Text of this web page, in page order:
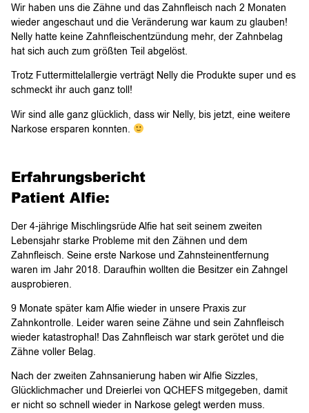
Wir haben uns die Zähne und das Zahnfleisch nach 2 Monaten
wieder angeschaut und die Veränderung war kaum zu glauben!
Nelly hatte keine Zahnfleischentzündung mehr, der Zahnbelag
hat sich auch zum größten Teil abgelöst.
Trotz Futtermittelallergie verträgt Nelly die Produkte super und es
schmeckt ihr auch ganz toll!
Wir sind alle ganz glücklich, dass wir Nelly, bis jetzt, eine weitere
Narkose ersparen konnten.
Erfahrungsbericht
Patient Alfie:
Der 4-jährige Mischlingsrüde Alfie hat seit seinem zweiten
Lebensjahr starke Probleme mit den Zähnen und dem
Zahnfleisch. Seine erste Narkose und Zahnsteinentfernung
waren im Jahr 2018. Daraufhin wollten die Besitzer ein Zahngel
ausprobieren.
9 Monate später kam Alfie wieder in unsere Praxis zur
Zahnkontrolle. Leider waren seine Zähne und sein Zahnfleisch
wieder katastrophal! Das Zahnfleisch war stark gerötet und die
Zähne voller Belag.
Nach der zweiten Zahnsanierung haben wir Alfie Sizzles,
Glücklichmacher und Dreierlei von QCHEFS mitgegeben, damit
er nicht so schnell wieder in Narkose gelegt werden muss.